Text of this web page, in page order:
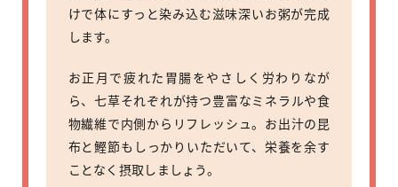
けで体にすっと染み込む滋味深いお粥が完成
します。
お正月で疲れた胃腸をやさしく労わりなが
ら、七草それぞれが持つ豊富なミネラルや食
物繊維で内側からリフレッシュ。お出汁の昆
布と鰹節もしっかりいただいて、栄養を余す
ことなく摂取しましょう。